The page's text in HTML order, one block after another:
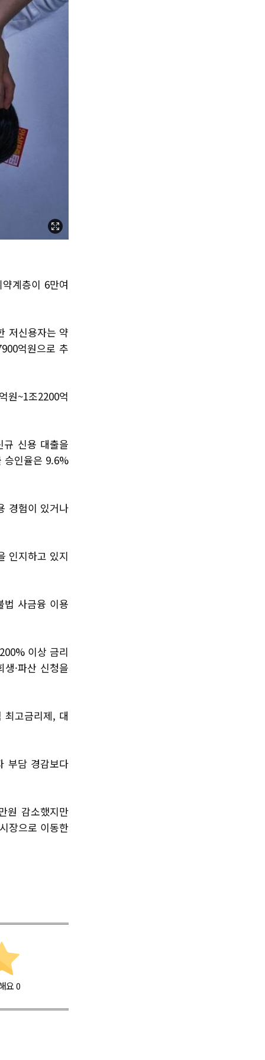
계층이 6만여
저신용자는 약
억원으로 추
원~1조2200억
규 신용 대출을
승인율은 9.6%
경험이 있거나
인지하고 있지
법 사금융 이용
이상 금리
·파산 신청을
고금리제, 대
부담 경감보다
원 감소했지만
장으로 이동한
요0